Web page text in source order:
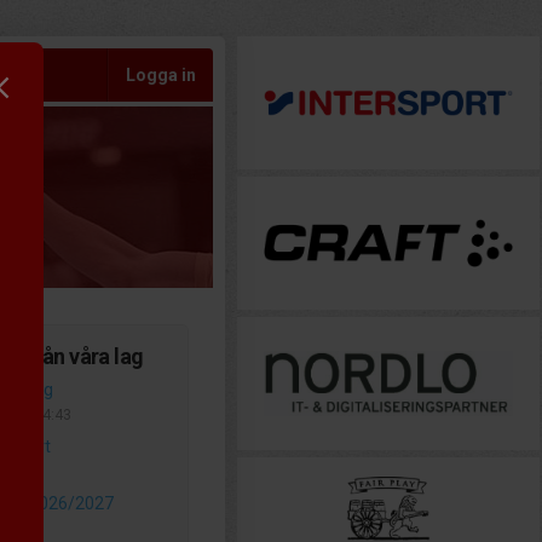
Logga in
från våra lag
Igår, 14:43
2026/2027